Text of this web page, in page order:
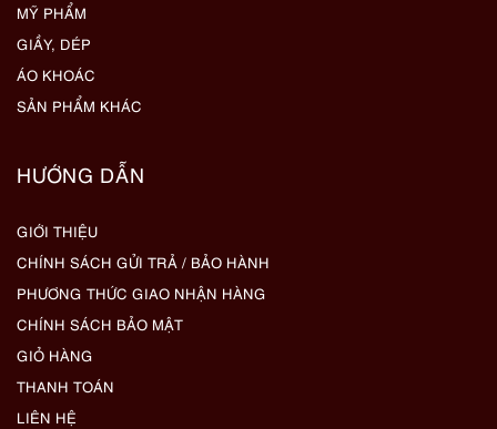
MỸ PHẨM
GIẦY, DÉP
ÁO KHOÁC
SẢN PHẨM KHÁC
HƯỚNG DẪN
GIỚI THIỆU
CHÍNH SÁCH GỬI TRẢ / BẢO HÀNH
PHƯƠNG THỨC GIAO NHẬN HÀNG
CHÍNH SÁCH BẢO MẬT
GIỎ HÀNG
THANH TOÁN
LIÊN HỆ